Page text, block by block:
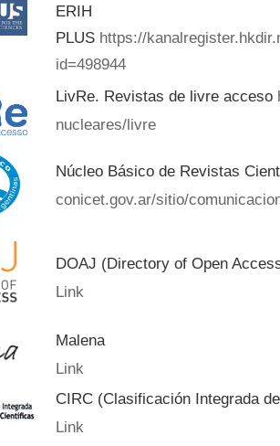
ERIH
PLUS https://
id=498944
LivRe. Revistas de livre acceso
nucleares/livre
Núcleo Básico de Revistas
conicet.gov.ar/sitio/
DOAJ (Directory of Open
Link
Malena
Link
CIRC (Clasificación Integrada
Link